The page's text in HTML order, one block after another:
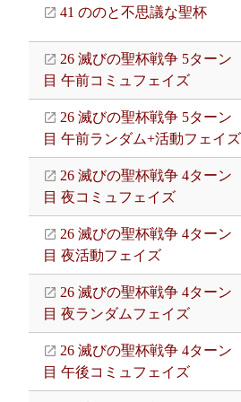
41 ののと不思議な聖杯
26 滅びの聖杯戦争 5ターン
目 午前コミュフェイズ
26 滅びの聖杯戦争 5ターン
目 午前ランダム+活動フェイズ
26 滅びの聖杯戦争 4ターン
目 夜コミュフェイズ
26 滅びの聖杯戦争 4ターン
目 夜活動フェイズ
26 滅びの聖杯戦争 4ターン
目 夜ランダムフェイズ
26 滅びの聖杯戦争 4ターン
目 午後コミュフェイズ